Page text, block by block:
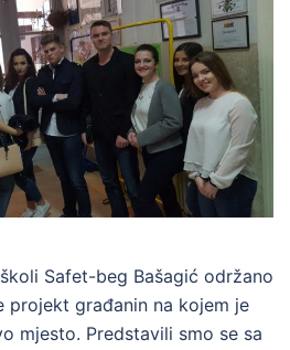
Safet-beg Bašagić održano
projekt građanin na kojem je
mjesto. Predstavili smo se sa